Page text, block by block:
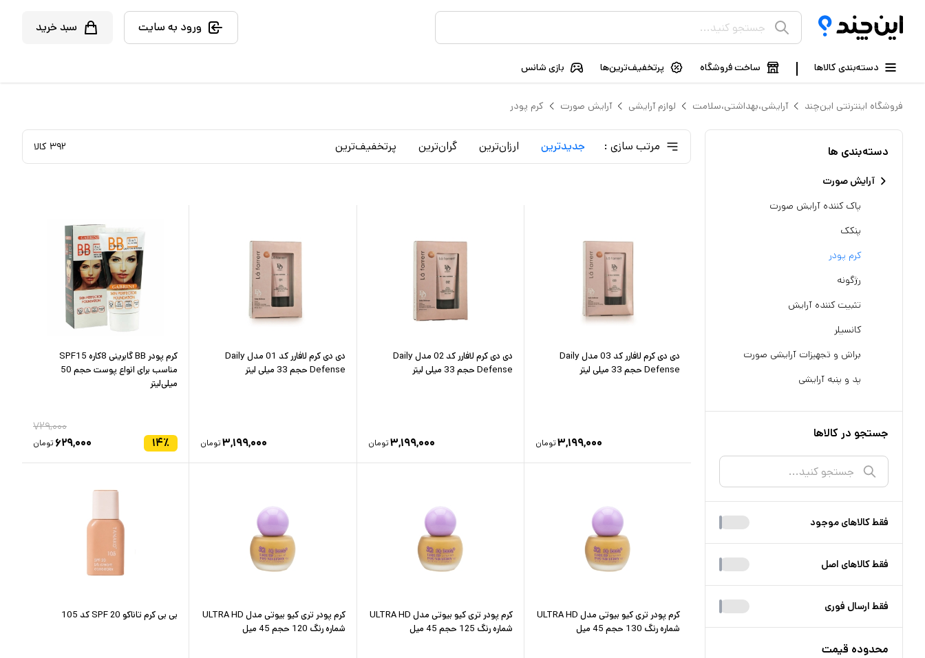
ورود به سایت سبد خرید
دسته‌بندی کالاها ساخت فروشگاه پرتخفیف‌ترین‌ها بازی شانس
فروشگاه اینترنتی این‌چند آرایشی،بهداشتی،سلامت لوازم آرایشی آرایش صورت کرم پودر
دسته‌بندی ها
آرایش صورت
پاک کننده آرایش صورت
پنکک
کرم پودر
رژگونه
تثبیت کننده آرایش
کانسیلر
براش و تجهیزات آرایشی صورت
پد و پنبه آرایشی
جستجو در کالاها
فقط کالا‌های موجود
فقط کالا‌های اصل
فقط ارسال فوری
محدوده قیمت
مرتب سازی : جدید‌ترین ارزان‌ترین گران‌ترین پرتخفیف‌ترین ۳۹۲ کالا
دی دی کرم لافارر کد 03 مدل Daily
Defense حجم 33 میلی لیتر
۳,۱۹۹,۰۰۰تومان
دی دی کرم لافارر کد 02 مدل Daily
Defense حجم 33 میلی لیتر
۳,۱۹۹,۰۰۰تومان
دی دی کرم لافارر کد 01 مدل Daily
Defense حجم 33 میلی لیتر
۳,۱۹۹,۰۰۰تومان
کرم پودر BB گابرینی 8کاره SPF15
مناسب برای انواع پوست حجم 50
میلی‌لیتر
۱۴٪
۷۲۹,۰۰۰
۶۲۹,۰۰۰ تومان
کرم پودر تری کیو بیوتی مدل ULTRA HD
شماره رنگ 130 حجم 45 میل
کرم پودر تری کیو بیوتی مدل ULTRA HD
شماره رنگ 125 حجم 45 میل
کرم پودر تری کیو بیوتی مدل ULTRA HD
شماره رنگ 120 حجم 45 میل
بی بی کرم تاناکو SPF 20 کد 105